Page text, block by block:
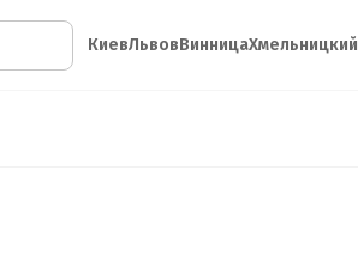
КиевЛьвовВинницаХмельницкий